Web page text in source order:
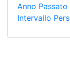
Anno Passato
Intervallo